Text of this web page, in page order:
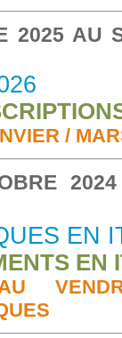
2025 AU
/
EN
EN